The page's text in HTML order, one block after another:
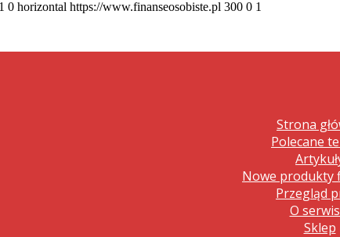
1 0 horizontal https://www.finanseosobiste.pl 300 0 1
Strona
Polecane
Nowe produkty
Przegląd
O
Sklep